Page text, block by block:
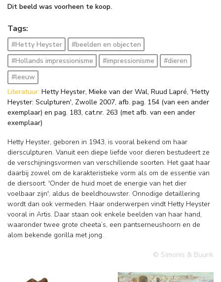
Dit beeld was voorheen te koop.
Tags:
#Hetty Heyster
#beelden en objecten
#Hollands impressionisme
#impressionisme
#dieren
#leeuw
Literatuur: Hetty Heyster, Mieke van der Wal, Ruud Lapré, 'Hetty
Heyster: Sculpturen', Zwolle 2007, afb. pag. 154 (van een ander
exemplaar) en pag. 183, cat.nr. 263 (met afb. van een ander
exemplaar)
Hetty Heyster, geboren in 1943, is vooral bekend om haar
diersculpturen. Vanuit een diepe liefde voor dieren bestudeert ze
de verschijningsvormen van verschillende soorten. Het gaat haar
daarbij zowel om de karakteristieke vorm als om de essentie van
de diersoort. 'Onder de huid moet de energie van het dier
voelbaar zijn', aldus de beeldhouwster. Onnodige detaillering
wordt dan ook vermeden. Haar onderwerpen vindt Hetty Heyster
vooral in Artis. Daar staan ook enkele beelden van haar hand,
waaronder twee grote cheeta’s, een pantserneushoorn en de
alom bekende gorilla met jong.
© Simonis & Buunk